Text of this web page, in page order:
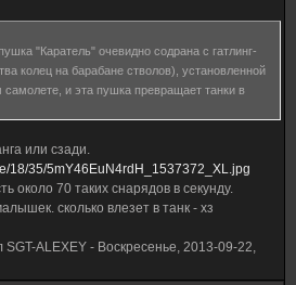
"Каратель" очевидно содрана с гатлинг-
колец на барабане стволов), установленной
и эта пушка превращает танки в
или сзади.
18/35/5mY46EuN4rdH_1537372_XL.jpg
около 70 таких снарядов в секунду.
сколько влезет в танк - хз
SGT-ALEXEY - Воскресенье, 2013-09-22,